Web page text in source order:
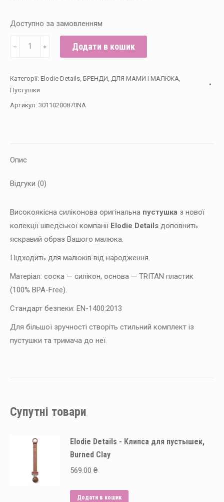
Доступно за замовленням
Elodie
Пустушка
Small
People
народження
﹣ ﹢ Додати в кошик
Категорії: Elodie Details БРЕНДИ ДЛЯ МАМИ І МАЛЮКА
Пустушки
Артикул: 30110200870NA
Опис
Відгуки (0)
Високоякісна силіконова оригінальна пустушка з нової
колекції шведської компанії Elodie Details доповнить
яскравий образ Вашого малюка.
Підходить для малюків від народження.
Матеріал: соска — силікон, основа — TRITAN пластик
(100% BPA-Free).
Стандарт безпеки: EN-1400:2013
Для більшої зручності створіть стильний комплект із
пустушки та тримача до неї.
Супутні товари
Elodie Details - Клипса для пустышек,
Burned Clay
569.00 ₴
Додати в кошик